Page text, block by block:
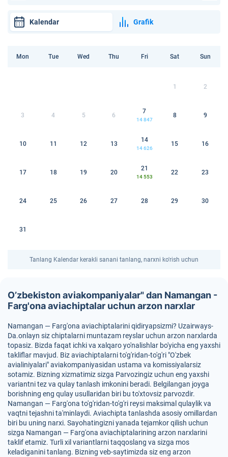
Kalendar Grafik
Mon Tue Wed Thu Fri Sat Sun
1 2
3 4 5 6
7
14 847
8 9
10 11 12 13
14
14 626
15 16
17 18 19 20
21
14 553
22 23
24 25 26 27 28 29 30
31
Tanlang Kalendar kerakli sanani tanlang, narxni ko'rish uchun
O’zbekiston aviakompaniyalar" dan Namangan -
Farg'ona aviachiptalar uchun arzon narxlar
Namangan — Farg'ona aviachiptalarini qidiryapsizmi? Uzairways-
Da.onlayn siz chiptalarni muntazam reyslar uchun arzon narxlarda
topasiz. Bizda faqat ichki va xalqaro yo'nalishlar bo'yicha eng yaxshi
takliflar mavjud. Biz aviachiptalarni to'g'ridan-to'g'ri "O'zbek
avialiniyalari" aviakompaniyasidan ustama va komissiyalarsiz
sotamiz. Bizning xizmatimiz sizga Parvozingiz uchun eng yaxshi
variantni tez va qulay tanlash imkonini beradi. Belgilangan joyga
borishning eng qulay usullaridan biri bu to'xtovsiz parvozdir.
Namangan — Farg'ona to'g'ridan-to'g'ri reysi maksimal qulaylik va
vaqtni tejashni ta'minlaydi. Aviachipta tanlashda asosiy omillardan
biri bu uning narxi. Sayohatingizni yanada tejamkor qilish uchun
sizga Namangan — Farg'ona aviachiptalarining arzon narxlarini
taklif etamiz. Turli xil variantlarni taqqoslang va sizga mos
keladiganini tanlang. Bizning veb-saytimizda siz eng arzon